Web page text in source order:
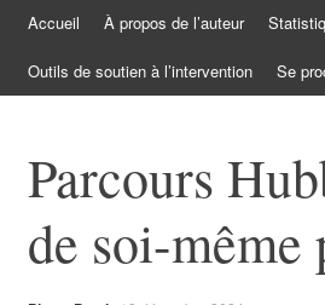
contenu
Accueil À propos de l’auteur
Outils de soutien à l’intervention Se
Parcours
de soi-même